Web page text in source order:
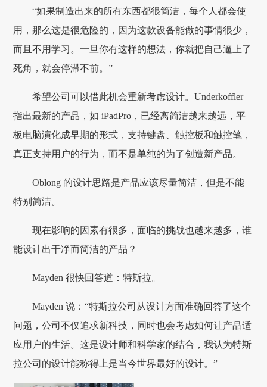
“如果制造出来的所有东西都很简洁，每个人都会使
用，那么这是很危险的，因为这款设备能做的事情很少，
而且不用学习。一旦你有这样的想法，你就把自己逼上了
死角，就会停滞不前。”
希望公司可以借此机会重新考虑设计。Underkoffler
指出最新的产品，如 iPadPro，已经离简洁越来越远，平
板电脑演化成早期的形式，支持键盘、触控板和触控笔，
真正支持用户的行为，而不是单纯的为了创造新产品。
Oblong 的设计思路是产品应该尽量简洁，但是不能
特别简洁。
现在影响的因素有很多，面临的挑战也越来越多，谁
能设计出干净而简洁的产品？
Mayden 很快回答道：特斯拉。
Mayden 说：“特斯拉公司从设计方面准确回答了这个
问题，公司不仅追求新科技，同时也会考虑如何让产品适
应用户的生活。这是设计师和科学家的结合，我认为特斯
拉公司的设计能称得上是当今世界最好的设计。”